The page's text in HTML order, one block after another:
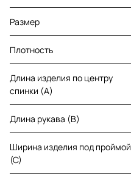
Размер
Плотность
Длина изделия по центру
спинки (A)
Длина рукава (B)
Ширина изделия под проймой
(С)